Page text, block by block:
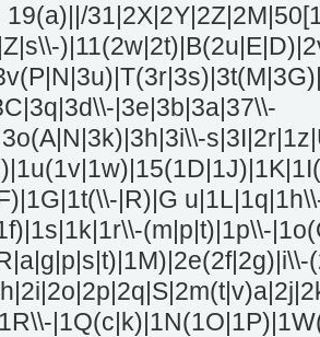
19(a)||/
|3e|3b|3a|37\\-
|R)|G
(m|p|t)|1p\\-